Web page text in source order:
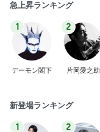
急上昇ランキング
1
デーモン閣下
2
片岡愛之助
新登場ランキング
1 2